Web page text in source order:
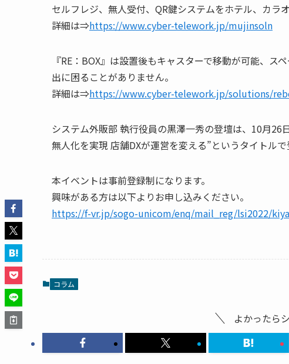
セルフレジ、無人受付、QR鍵システムをホテル、カラ
詳細は⇒https://www.cyber-telework.jp/mujinsoln
『RE：BOX』は設置後もキャスターで移動が可能、
出に困ることがありません。
詳細は⇒https://www.cyber-telework.jp/solutions/
システム外販部 執行役員の黒澤一秀の登壇は、10月
無人化を実現 店舗DXが運営を変える”というタイトルで
本イベントは事前登録制になります。
興味がある方は以下よりお申し込みください。
https://f-vr.jp/sogo-unicom/enq/mail_reg/lsi2022/
コラム
よかったら